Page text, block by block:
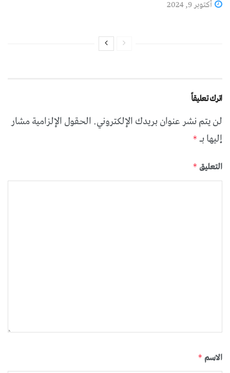
أكتوبر 9, 2024
اترك تعليقاً
لن يتم نشر عنوان بريدك الإلكتروني.الحقول الإلزامية مشار
إليها بـ *
التعليق *
الاسم *